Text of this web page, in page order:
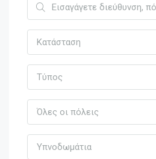
Κατάσταση
Τύπος
Όλες οι πόλεις
Υπνοδωμάτια